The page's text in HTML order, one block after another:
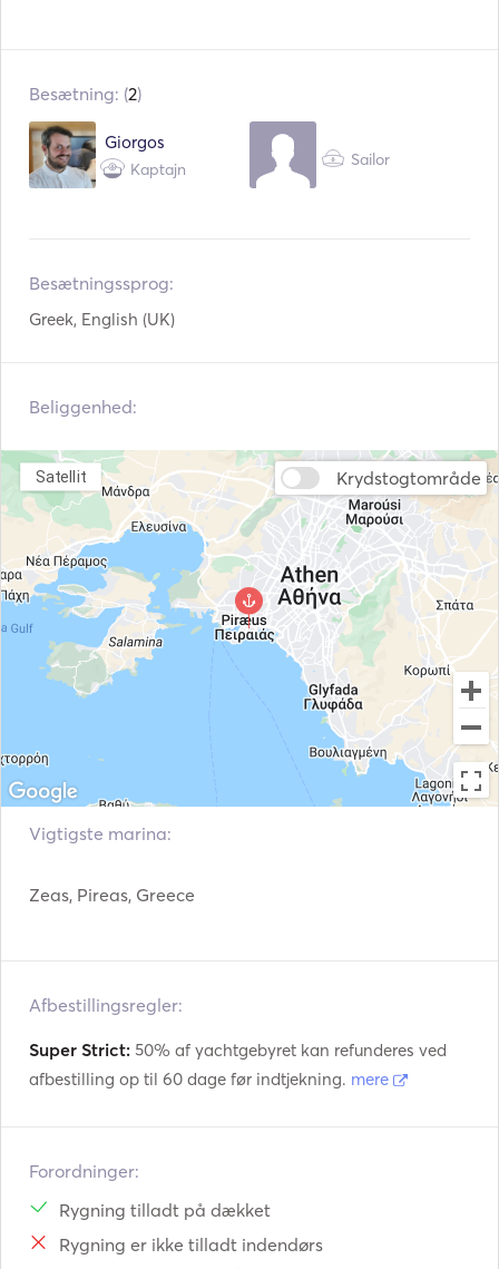
Elektrisk toilet Fryser
Ovn
r
Opvaskemaskine Kaffemaskine
TV
Mp3-afspiller / radio / c
d
Spillekonsol Vaskemaskine
Tørretumbler Hårtørrer
Jern Satellit-tv
Oppustelige rør / donut
Fiskestok
Wakeboard Snorkleudstyr
Dykkerudstyr
Padel Board
Automatisk brandslukni
ngssystem
Radar Vejrstation
Fiskesøger / Sonar
Besætning: (2)
Giorgos
Kaptajn Sailor
Besætningssprog:
Greek, English (UK)
Beliggenhed:
Krydstogtområde
Satellit
Vigtigste marina:
Zeas, Pireas, Greece
Afbestillingsregler:
Super Strict: 50% af yachtgebyret kan refunderes ved
afbestilling op til 60 dage før indtjekning. mere
Forordninger:
Rygning tilladt på dækket
Rygning er ikke tilladt indendørs